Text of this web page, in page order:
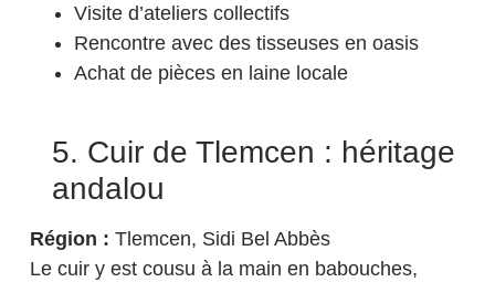
Visite d’ateliers collectifs
Rencontre avec des tisseuses en oasis
Achat de pièces en laine locale
5. Cuir de Tlemcen : héritage
andalou
Région : Tlemcen, Sidi Bel Abbès
Le cuir y est cousu à la main en babouches,